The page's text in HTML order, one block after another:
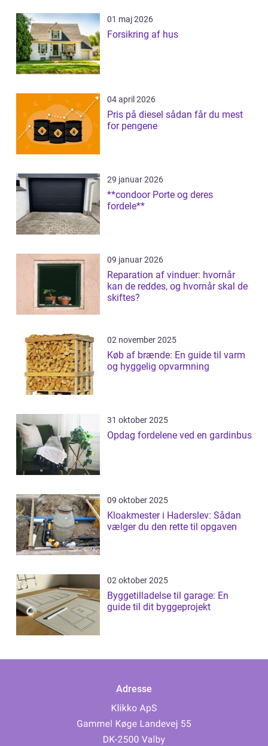
01 maj 2026
Forsikring af hus
04 april 2026
Pris på diesel sådan får du mest
for pengene
29 januar 2026
**condoor Porte og deres
fordele**
09 januar 2026
Reparation af vinduer: hvornår
kan de reddes, og hvornår skal de
skiftes?
02 november 2025
Køb af brænde: En guide til varm
og hyggelig opvarmning
31 oktober 2025
Opdag fordelene ved en gardinbus
09 oktober 2025
Kloakmester i Haderslev: Sådan
vælger du den rette til opgaven
02 oktober 2025
Byggetilladelse til garage: En
guide til dit byggeprojekt
Adresse